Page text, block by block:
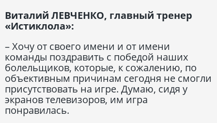
Виталий ЛЕВЧЕНКО, главный тренер
«Истиклола»:
– Хочу от своего имени и от имени
команды поздравить с победой наших
болельщиков, которые, к сожалению, по
объективным причинам сегодня не смогли
присутствовать на игре. Думаю, сидя у
экранов телевизоров, им игра
понравилась.